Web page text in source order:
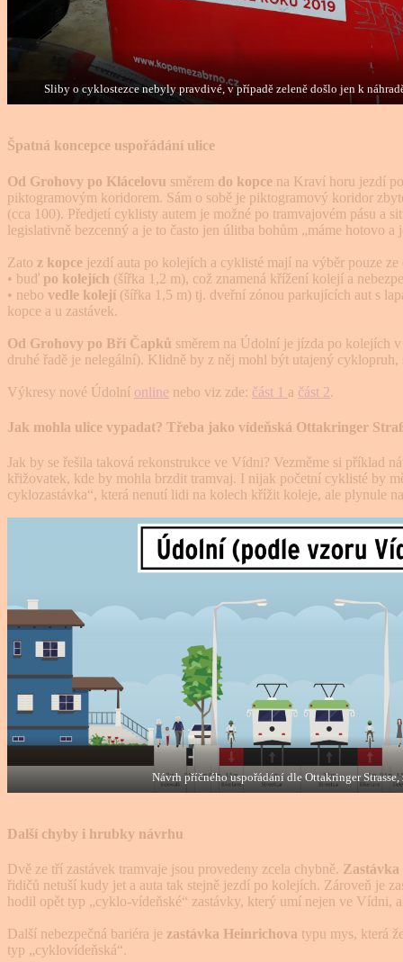
Sliby o cyklostezce nebyly pravdivé, v případě zeleně došlo jen k
Špatná koncepce uspořádání ulice
Od Grohovy po Klácelovu směrem do kopce na Kraví horu jezdí
piktogramovým koridorem. Sám o sobě je piktogramový koridor
(cca 100). Předjetí cyklisty autem je možné po tramvajovém pásu a
legislativně bezcenný a je to často jen úlitba bohům „máme hotovo a
Zato z kopce jezdí auta po kolejích a cyklisté mají na výběr pouze
• buď po kolejích (šířka 1,2 m), což znamená křížení kolejí a
• nebo vedle kolejí (šířka 1,5 m) tj. dveřní zónou parkujících aut s
kopce a u zastávek.
Od Grohovy po Bří Čapků směrem na Údolní je jízda po kolejích
druhé řadě je nelegální). Klidně by z něj mohl být utajený
Výkresy nové Údolní online nebo viz zde: část 1 a část 2.
Jak mohla ulice vypadat? Třeba jako vídeňská Ottakringer
Jak by se řešila taková rekonstrukce ve Vídni? Vezměme si příklad
křižovatek, kde by mohla brzdit tramvaj. I nijak početní cyklisté by
cyklozastávka“, která nenutí lidi na kolech křížit koleje, ale plynule
Návrh příčného uspořádání dle Ottakringer
Další chyby i hrubky návrhu
Dvě ze tří zastávek tramvaje jsou provedeny zcela chybně. Zastávka
řidičů netuší kudy jet a auta tak stejně jezdí po kolejích. Zároveň je
hodil opět typ „cyklo-vídeňské“ zastávky, který umí nejen ve Vídni,
Další nebezpečná bariéra je zastávka Heinrichova typu mys, která
typ „cyklovídeňská“.